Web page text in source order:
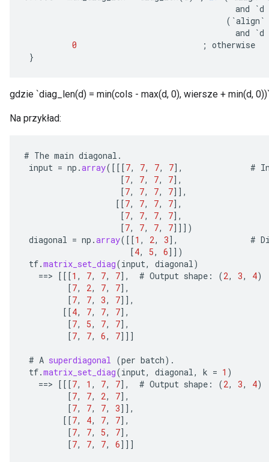
and
`d
( `align `
and
`d
0
; otherwise
}
gdzie `diag_len(d) = min(cols - max(d, 0), wiersze + min(d,
Na przykład:
# The main diagonal .
input = np .array( [[[7, 7, 7, 7] , #
[7, 7, 7, 7] ,
[7, 7, 7, 7]] ,
[[7, 7, 7, 7] ,
[7, 7, 7, 7] ,
[7, 7, 7, 7]]] )
diagonal = np .array( [[1 , 2, 3] , #
[4, 5, 6]] )
tf.matrix_set_diag(input, diagonal)
==> [[[1 , 7, 7, 7] , # Output shape : (2, 3, 4)
[7, 2, 7, 7] ,
[7, 7, 3, 7]] ,
[[4, 7, 7, 7] ,
[7, 5, 7, 7] ,
[7, 7, 6, 7]]]
# A superdiagonal (per batch).
tf.matrix_set_diag(input, diagonal, k = 1 )
==> [[[7, 1 , 7, 7] , # Output shape : (2, 3, 4)
[7, 7, 2, 7] ,
[7, 7, 7, 3]] ,
[[7, 4, 7, 7] ,
[7, 7, 5, 7] ,
[7, 7, 7, 6]]]